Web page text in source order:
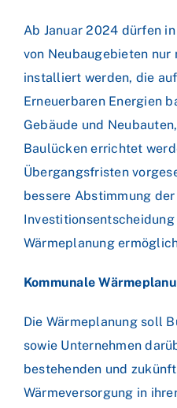
Ab Januar 2024 dürfen
von Neubaugebieten nur
installiert werden, die
Erneuerbaren Energien
Gebäude und
Baulücken errichtet
Übergangsfristen
bessere Abstimmung der
Wärmeplanung
Kommunale
Die Wärmeplanung soll
sowie Unternehmen
bestehenden und
Wärmeversorgung in